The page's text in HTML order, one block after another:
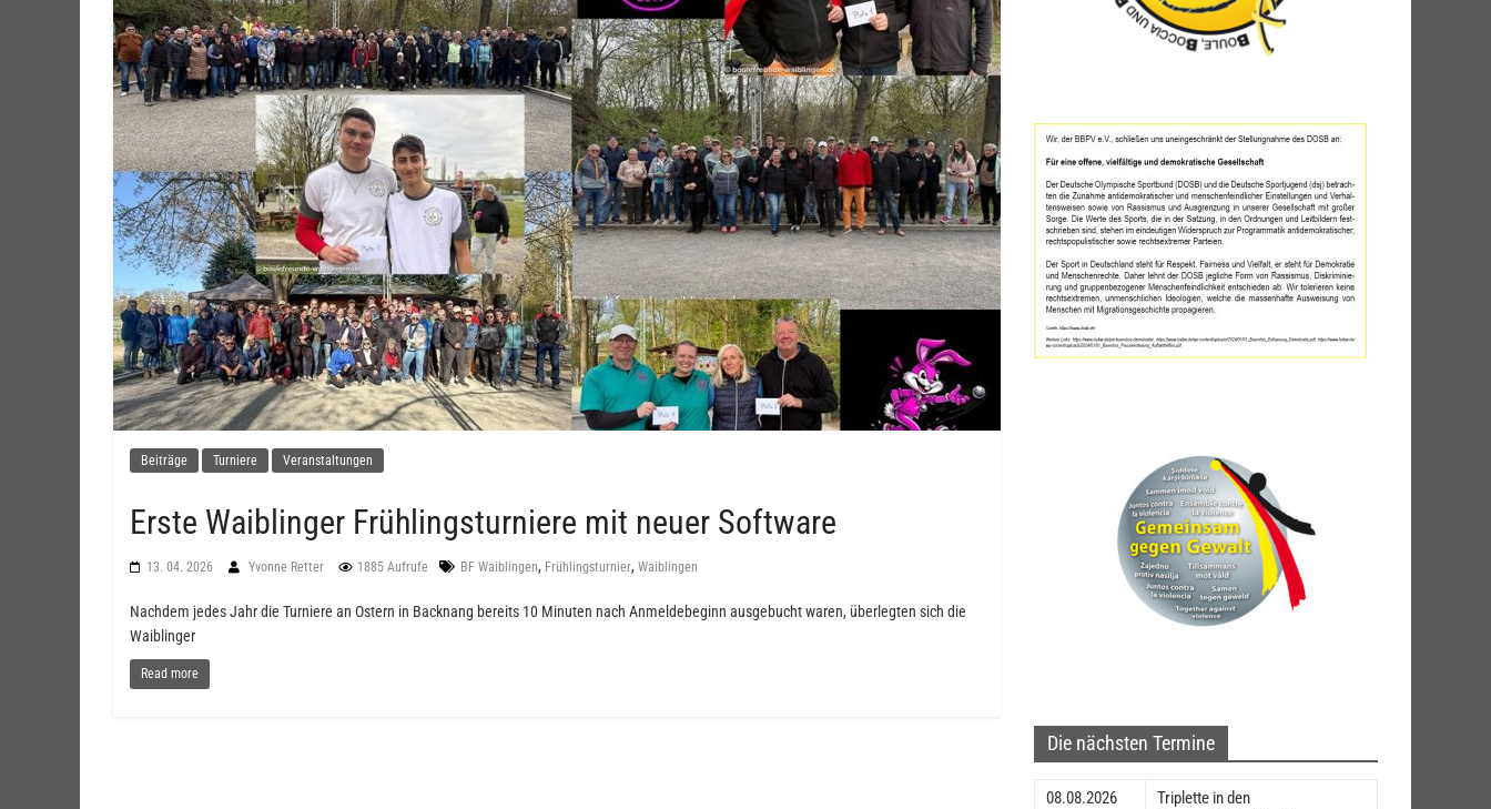
Beiträge Turniere Veranstaltungen
Erste Waiblinger Frühlingsturniere mit neuer Software
13. 04. 2026 Yvonne Retter 1885 Aufrufe BF Waiblingen, Frühlingsturnier, Waiblingen
Nachdem jedes Jahr die Turniere an Ostern in Backnang bereits 10 Minuten nach Anmeldebeginn ausgebucht waren, überlegten sich die
Waiblinger
Read more
Die nächsten Termine
08.08.2026
Triplette in den